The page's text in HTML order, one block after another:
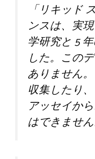
「リキッド
ンスは、実
学研究と 5
した。この
ありません
収集したり
アッセイか
はできません